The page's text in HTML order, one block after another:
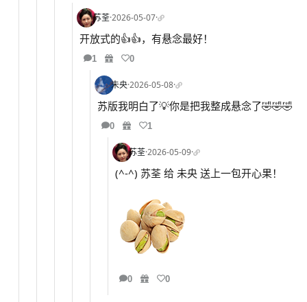
苏荃·2026-05-07·
开放式的👍👍，有悬念最好！
1 0
未央·2026-05-08·
苏版我明白了💡你是把我整成悬念了🤣🤣🤣
0 1
苏荃·2026-05-09·
(^-^) 苏荃 给 未央 送上一包开心果！
0 0